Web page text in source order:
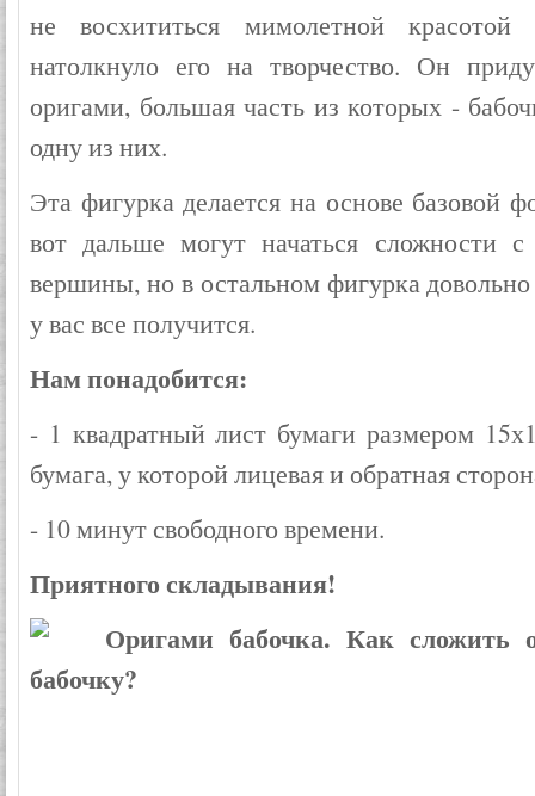
не восхититься мимолетной
натолкнуло его на творчество. Он
оригами, большая часть из которых -
одну из них.
Эта фигурка делается на основе базовой
вот дальше могут начаться сложности
вершины, но в остальном фигурка
у вас все получится.
Нам понадобится:
- 1 квадратный лист бумаги размером
бумага, у которой лицевая и обратная
- 10 минут свободного времени.
Приятного складывания!